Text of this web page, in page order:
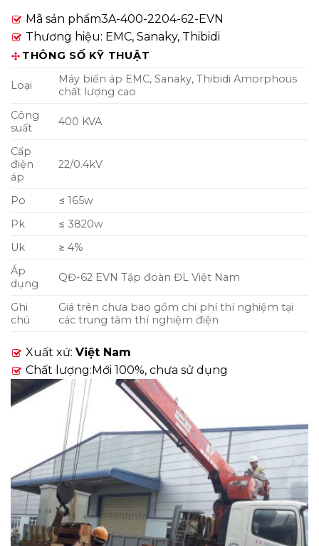
Mã sản phẩm3A-400-2204-62-EVN
Thương hiệu: EMC, Sanaky, Thibidi
THÔNG SỐ KỸ THUẬT
Loại
Máy biến áp EMC, Sanaky, Thibidi Amorphous
chất lượng cao
Công
suất
400 KVA
Cấp
điện
áp
22/0.4kV
Po
≤ 165w
Pk
≤ 3820w
Uk
≥ 4%
Áp
dụng
QĐ-62 EVN Tập đoàn ĐL Việt Nam
Ghi
chú
Giá trên chưa bao gồm chi phí thí nghiệm tại
các trung tâm thí nghiệm điện
Xuất xứ: Việt Nam
Chất lượng:Mới 100%, chưa sử dụng